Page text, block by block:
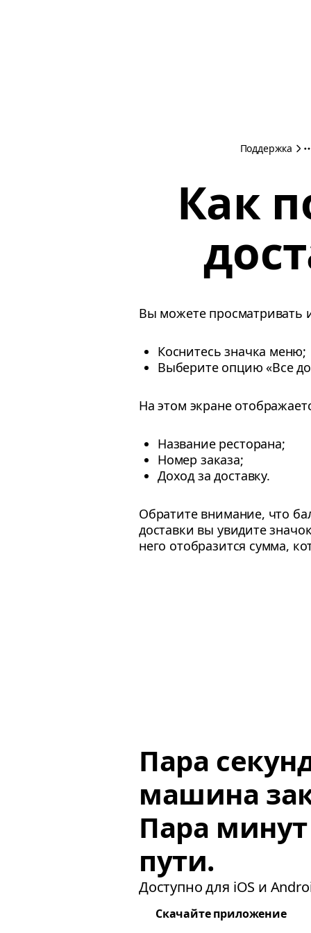
Поддержка
Как
Вы можете просматривать
Коснитесь значка меню;
Выберите опцию «Все
На этом экране
Название ресторана;
Номер заказа;
Доход за доставку.
Обратите внимание, что
доставки вы увидите
него отобразится сумма,
Пара
машина
Пара
пути.
Доступно для iOS и
Скачайте приложение